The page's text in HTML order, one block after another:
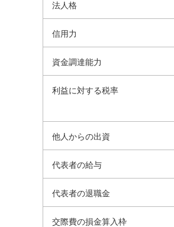
法人格
信用力
資金調達能力
利益に対する税率
他人からの出資
代表者の給与
代表者の退職金
交際費の損金算入枠